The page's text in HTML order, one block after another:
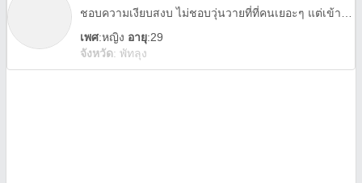
เพศ:หญิง อายุ:29
จังหวัด: พัทลุง